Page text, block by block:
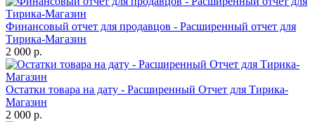
Финансовый отчет для продавцов - Расширенный отчет для
Тирика-Магазин
2 000 р.
Остатки товара на дату - Расширенный Отчет для Тирика-
Магазин
2 000 р.